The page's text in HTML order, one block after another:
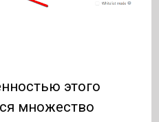
этого
множество